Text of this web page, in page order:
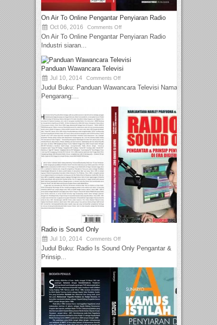
On Air To Online Pengantar Penyiaran Radio
Oct 06, 2016 Comments Off
On Air To Online Pengantar Penyiaran Radio
Industri siaran...
Panduan Wawancara Televisi
Jul 10, 2014 Comments Off
Judul Buku: Panduan Wawancara Televisi Nama
Pengarang:...
Radio is Sound Only
Jul 10, 2014 Comments Off
Judul Buku: Radio Is Sound Only Pengantar &
Prinsip...